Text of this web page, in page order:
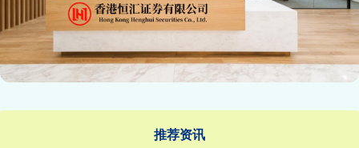
推荐资讯